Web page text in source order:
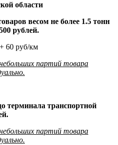
области
весом не более 1.5 тонн
рублей.
60 руб/км
партий товара
терминала транспортной
партий товара